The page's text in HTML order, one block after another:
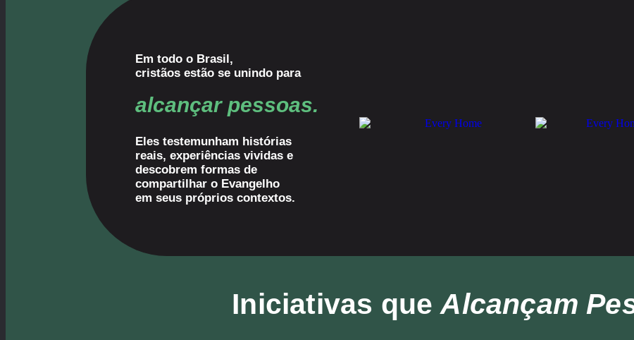
Em todo o Brasil,
cristãos estão se unindo para
alcançar pessoas.
Eles testemunham histórias
reais, experiências vividas e
descobrem formas de
compartilhar o Evangelho
em seus próprios contextos.
Iniciativas queAlcançam